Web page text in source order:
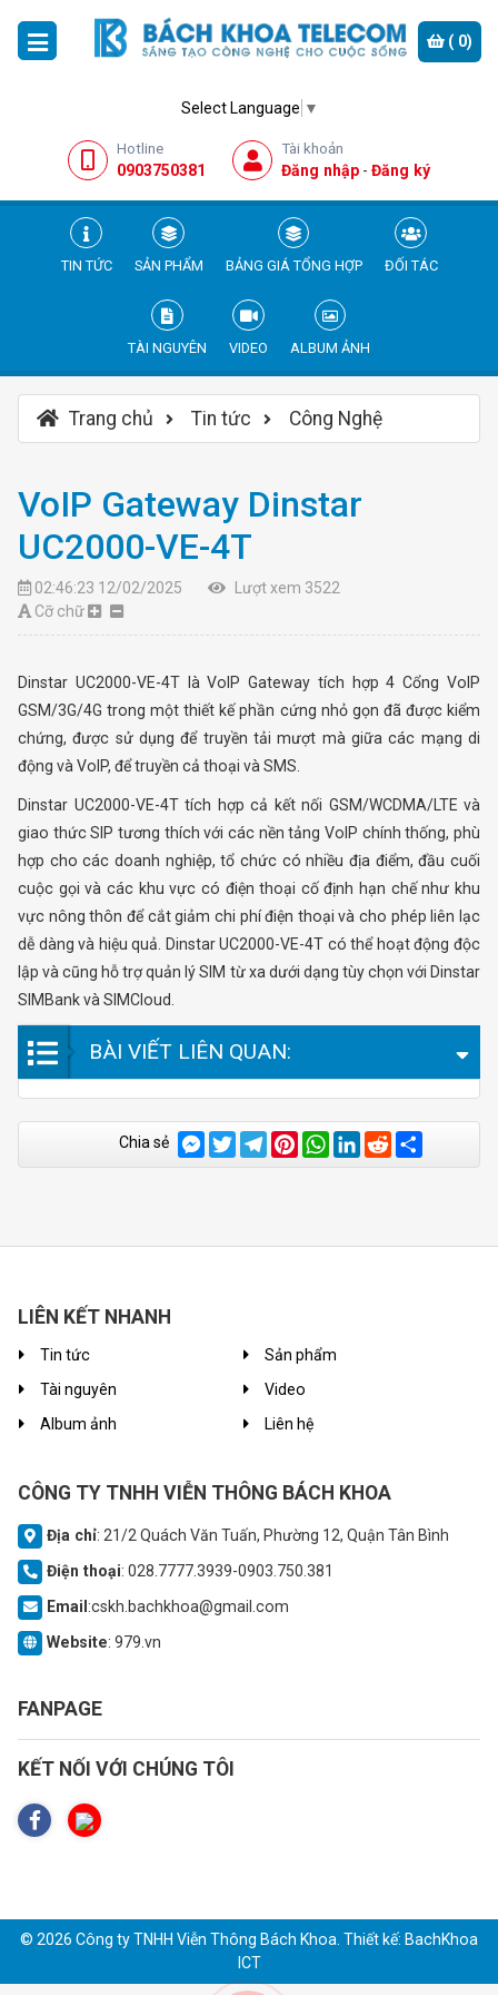
Select Language ▼
Hotline
0903750381
Tài khoản
Đăng nhập - Đăng ký
( 0)
TIN TỨC SẢN PHẨM BẢNG GIÁ TỔNG HỢP ĐỐI TÁC
TÀI NGUYÊN VIDEO ALBUM ẢNH
Trang chủ Tin tức Công Nghệ
VoIP Gateway Dinstar
UC2000-VE-4T
02:46:23 12/02/2025
Lượt xem 3522
Cỡ chữ
Dinstar UC2000-VE-4T là VoIP Gateway tích hợp 4 Cổng VoIP
GSM/3G/4G trong một thiết kế phần cứng nhỏ gọn đã được kiểm
chứng, được sử dụng để truyền tải mượt mà giữa các mạng di
động và VoIP, để truyền cả thoại và SMS.
Dinstar UC2000-VE-4T tích hợp cả kết nối GSM/WCDMA/LTE và
giao thức SIP tương thích với các nền tảng VoIP chính thống, phù
hợp cho các doanh nghiệp, tổ chức có nhiều địa điểm, đầu cuối
cuộc gọi và các khu vực có điện thoại cố định hạn chế như khu
vực nông thôn để cắt giảm chi phí điện thoại và cho phép liên lạc
dễ dàng và hiệu quả. Dinstar UC2000-VE-4T có thể hoạt động độc
lập và cũng hỗ trợ quản lý SIM từ xa dưới dạng tùy chọn với Dinstar
SIMBank và SIMCloud.
BÀI VIẾT LIÊN QUAN:
Chia sẻ Messenger
TwitterTelegramPinterestWhatsApp
LinkedInReddit
LIÊN KẾT NHANH
Tin tức
Sản phẩm
Tài nguyên
Video
Album ảnh
Liên hệ
CÔNG TY TNHH VIỄN THÔNG BÁCH KHOA
Địa chỉ: 21/2 Quách Văn Tuấn, Phường 12, Quận Tân Bình
Điện thoại: 028.7777.3939-0903.750.381
Email :cskh.bachkhoa@gmail.com
Website: 979.vn
FANPAGE
KẾT NỐI VỚI CHÚNG TÔI
© 2026 Công ty TNHH Viễn Thông Bách Khoa. Thiết kế: BachKhoa
ICT